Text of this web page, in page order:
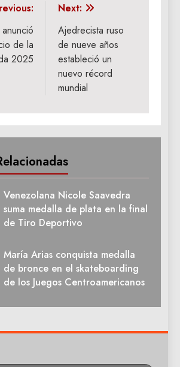
de la
2025
Next:
Ajedrecista ruso
de nueve años
estableció un
nuevo récord
mundial
Venezolana Nicole Saavedra
suma medalla de plata en la final
de Tiro Deportivo
María Arias conquista medalla
de bronce en el skateboarding
de los Juegos Centroamericanos